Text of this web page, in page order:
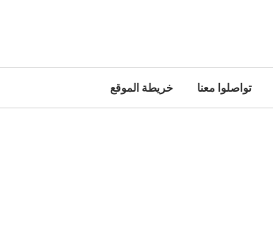
تواصلوا معنا خريطة الموقع